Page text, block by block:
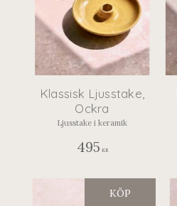
Klassisk Ljusstake,
Ockra
Ljusstake i keramik
495 KR
KÖP